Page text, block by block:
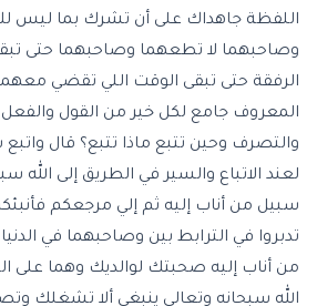
اللفظة جاهداك على أن تشرك بما ليس
وصاحبهما لا تطعهما وصاحبهما حتى
الرفقة حتى تبقى الوقت اللي تقضي
المعروف جامع لكل خير من القول والفعل
والتصرف وحين تتبع ماذا تتبع؟ قال
لعند الاتباع والسير في الطريق إلى الله
سبيل من أناب إليه ثم إلي مرجعكم
تدبروا في الترابط بين وصاحبهما في
من أناب إليه صحبتك لوالديك وهما على
الله سبحانه وتعالى ينبغي ألا تشغلك